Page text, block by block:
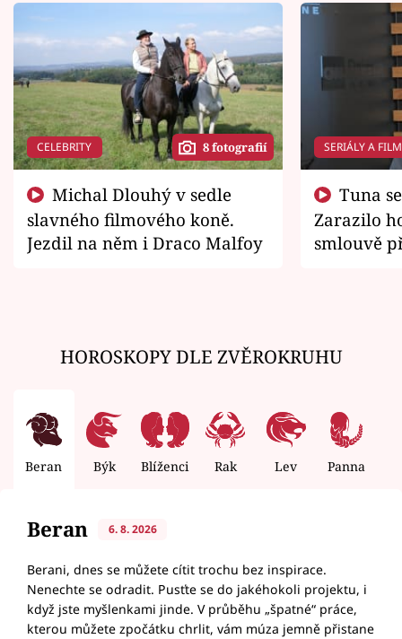
CELEBRITY 8 fotografií
slavného filmového koně.
Jezdil na něm i Draco Malfoy
SERIÁLY A
Zarazilo
smlouvě
HOROSKOPY DLE ZVĚROKRUHU
Beran Býk Blíženci Rak Lev Panna
Beran 6. 8. 2026
Berani, dnes se můžete cítit trochu bez inspirace.
Nenechte se odradit. Pusťte se do jakéhokoli projektu, i
když jste myšlenkami jinde. V průběhu „špatné“ práce,
kterou můžete zpočátku chrlit, vám múza jemně přistane